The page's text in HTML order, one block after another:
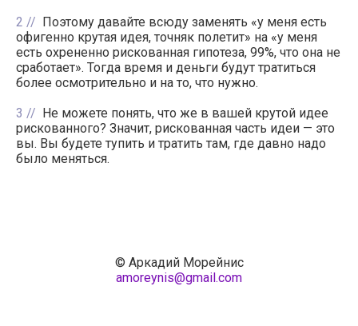
2
Поэтому давайте всюду заменять «у меня есть
офигенно крутая идея, точняк полетит» на «у меня
есть охрененно рискованная гипотеза, 99%, что она не
сработает». Тогда время и деньги будут тратиться
более осмотрительно и на то, что нужно.
3
Не можете понять, что же в вашей крутой идее
рискованного? Значит, рискованная часть идеи — это
вы. Вы будете тупить и тратить там, где давно надо
было меняться.
© Аркадий Морейнис
amoreynis@gmail.com